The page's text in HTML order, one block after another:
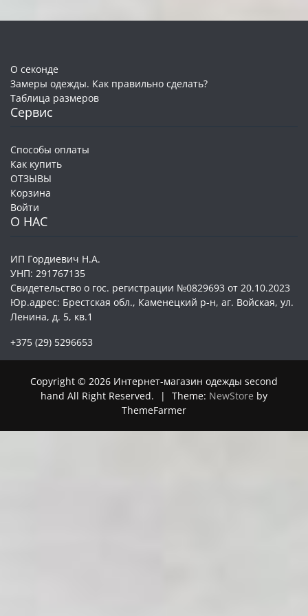
О секонде
Замеры одежды. Как правильно сделать?
Таблица размеров
Сервис
Способы оплаты
Как купить
ОТЗЫВЫ
Корзина
Войти
О НАС
ИП Гордиевич Н.А.
УНП: 291767135
Свидетельство о гос. регистрации №0829693 от 20.10.2023
Юр.адрес: Брестская обл., Каменецкий р-н, аг. Войская, ул.
Ленина, д. 5, кв.1
+375 (29) 5296653
Copyright © 2026 Интернет-магазин одежды second
hand All Right Reserved.
| Theme: NewStore by
ThemeFarmer